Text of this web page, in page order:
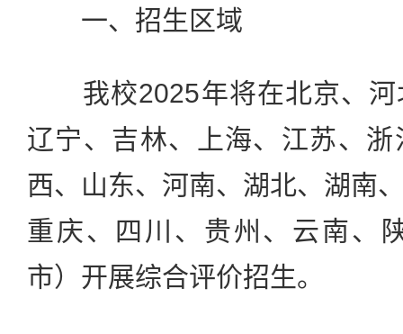
一、招生区域
我校2025年将在北京、河
辽宁、吉林、上海、江苏、
西、山东、河南、湖北、湖南
重庆、四川、贵州、云南、
市）开展综合评价招生。